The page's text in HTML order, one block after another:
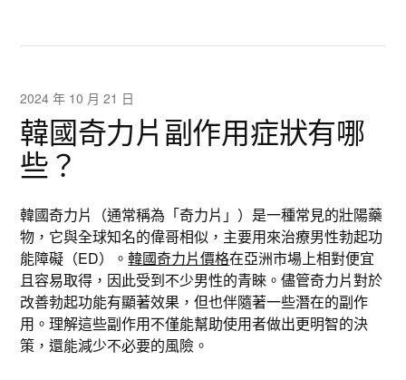
2024 年 10 月 21 日
韓國奇力片副作用症狀有哪
些？
韓國奇力片（通常稱為「奇力片」）是一種常見的壯陽藥
物，它與全球知名的偉哥相似，主要用來治療男性勃起功
能障礙（ED）。韓國奇力片價格在亞洲市場上相對便宜
且容易取得，因此受到不少男性的青睞。儘管奇力片對於
改善勃起功能有顯著效果，但也伴隨著一些潛在的副作
用。理解這些副作用不僅能幫助使用者做出更明智的決
策，還能減少不必要的風險。